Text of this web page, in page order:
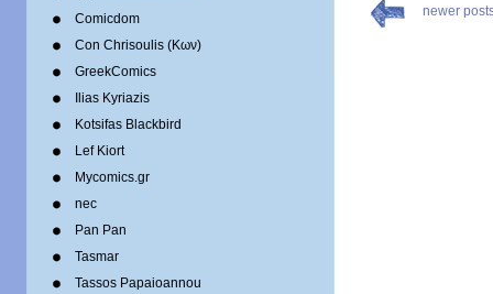
Comicdom
Con Chrisoulis (Κων)
GreekComics
Ilias Kyriazis
Kotsifas Blackbird
Lef Kiort
Mycomics.gr
nec
Pan Pan
Tasmar
Tassos Papaioannou
newer